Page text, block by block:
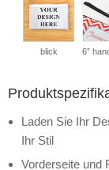
blick 6”
Laden Sie Ihr
Ihr Stil
Vorderseite und